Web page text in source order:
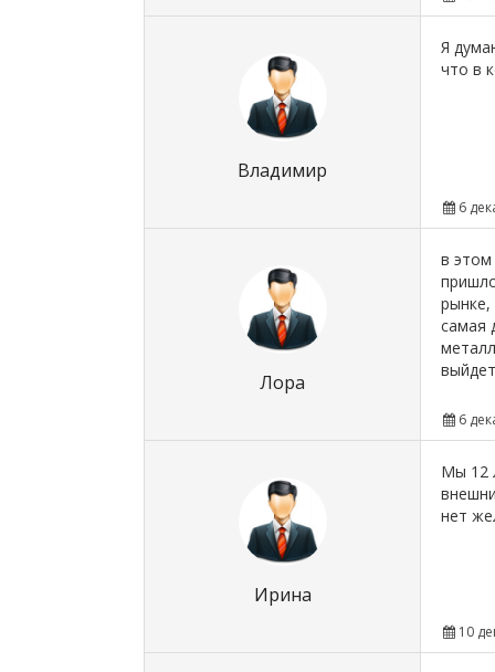
Владимир
Я
что в
6
Лора
в
рынке,
самая
6
Ирина
Мы 12
нет
10